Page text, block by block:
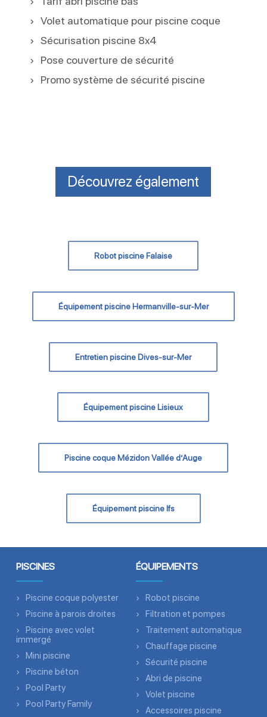
Volet automatique pour piscine coque
Sécurisation piscine 8x4
Pose couverture de sécurité
Promo système de sécurité piscine
Découvrez également
Robot piscine Falaise
Équipement piscine Hermanville-sur-Mer
Entretien piscine Dives-sur-Mer
Équipement piscine Lisieux
Piscine coque Mézidon Vallée d’Auge
Équipement piscine Ifs
PISCINES
Piscine coque polyester
Piscine à parois droites
Piscine avec volet
immergé
Mini piscine
Piscine béton
Pool Party
Pool Party Family
ÉQUIPEMENTS
Robot piscine
Filtration et pompes
Traitement automatique
Chauffage piscine
Sécurité piscine
Abri de piscine
Volet piscine
Accessoires piscine